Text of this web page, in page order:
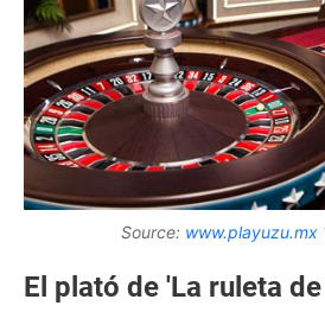
Source: www.playuzu.mx
El plató de 'La ruleta